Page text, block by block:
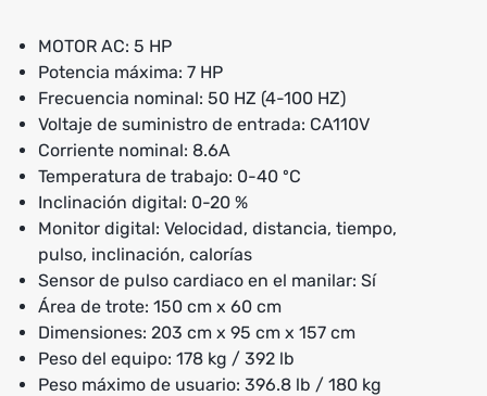
MOTOR AC: 5 HP
Potencia máxima: 7 HP
Frecuencia nominal: 50 HZ (4-100 HZ)
Voltaje de suministro de entrada: CA110V
Corriente nominal: 8.6A
Temperatura de trabajo: 0-40 ºC
Inclinación digital: 0-20 %
Monitor digital: Velocidad, distancia, tiempo,
pulso, inclinación, calorías
Sensor de pulso cardiaco en el manilar: Sí
Área de trote: 150 cm x 60 cm
Dimensiones: 203 cm x 95 cm x 157 cm
Peso del equipo: 178 kg / 392 lb
Peso máximo de usuario: 396.8 lb / 180 kg